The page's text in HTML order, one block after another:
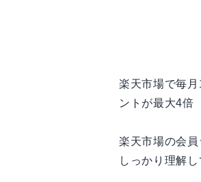
楽天市場で毎
ントが最大4倍
楽天市場の会
しっかり理解